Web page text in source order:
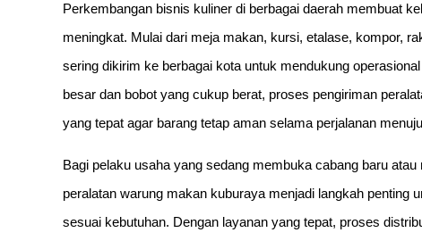
Perkembangan bisnis kuliner di berbagai daerah membuat
meningkat. Mulai dari meja makan, kursi, etalase, kompor,
sering dikirim ke berbagai kota untuk mendukung
besar dan bobot yang cukup berat, proses pengiriman
yang tepat agar barang tetap aman selama perjalanan
Bagi pelaku usaha yang sedang membuka cabang baru
peralatan warung makan kuburaya menjadi langkah penting
sesuai kebutuhan. Dengan layanan yang tepat, proses